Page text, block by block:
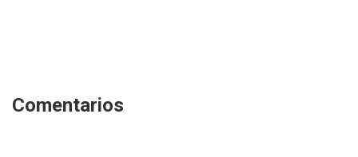
Comentarios